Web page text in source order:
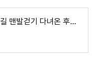
오륜대 땅뫼산 황토숲길 맨발걷기 다녀온 후기 (주차장안내)